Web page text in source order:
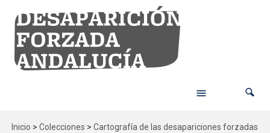
Inicio > Colecciones > Cartografía de las desapariciones forzadas